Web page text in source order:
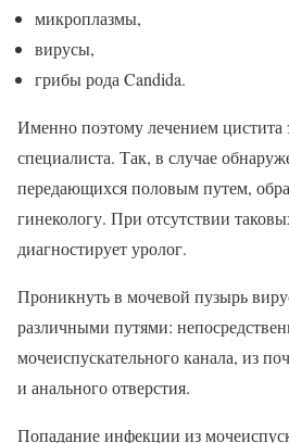
микроплазмы,
вирусы,
грибы рода Candida.
Именно поэтому лечением цистита
специалиста. Так, в случае
передающихся половым путем,
гинекологу. При отсутствии
диагностирует уролог.
Проникнуть в мочевой пузырь
различными путями:
мочеиспускательного канала, из
и анального отверстия.
Попадание инфекции из